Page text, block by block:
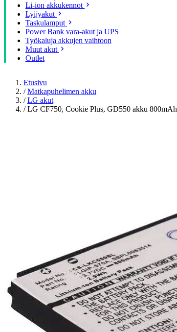
Li-ion akkukennot
Lyijyakut
Taskulamput
Power Bank vara-akut ja UPS
Työkaluja akkujen vaihtoon
Muut akut
Outlet
Etusivu
/ Matkapuhelimen akku
/ LG akut
/ LG CF750, Cookie Plus, GD550 akku 800mAh